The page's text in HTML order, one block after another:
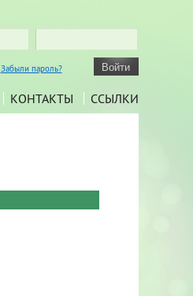
Забыли пароль?
КОНТАКТЫ ССЫЛКИ